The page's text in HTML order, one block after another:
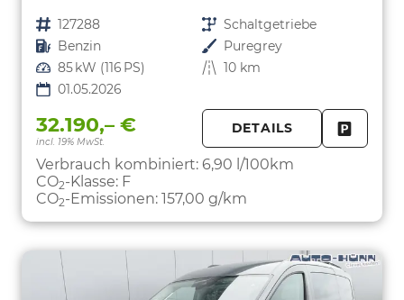
Fahrzeugnr. 127288 Getriebe Schaltgetriebe
Kraftstoff Benzin Außenfarbe Puregrey
Leistung 85 kW (116 PS) Kilometerstand 10 km
01.05.2026
32.190,– €
incl. 19% MwSt.
DETAILS
Verbrauch kombiniert: 6,90 l/100km
CO2-Klasse: F
CO2-Emissionen: 157,00 g/km